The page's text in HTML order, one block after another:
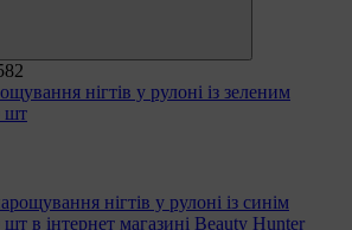
нігтів у рулоні із зеленим
шт